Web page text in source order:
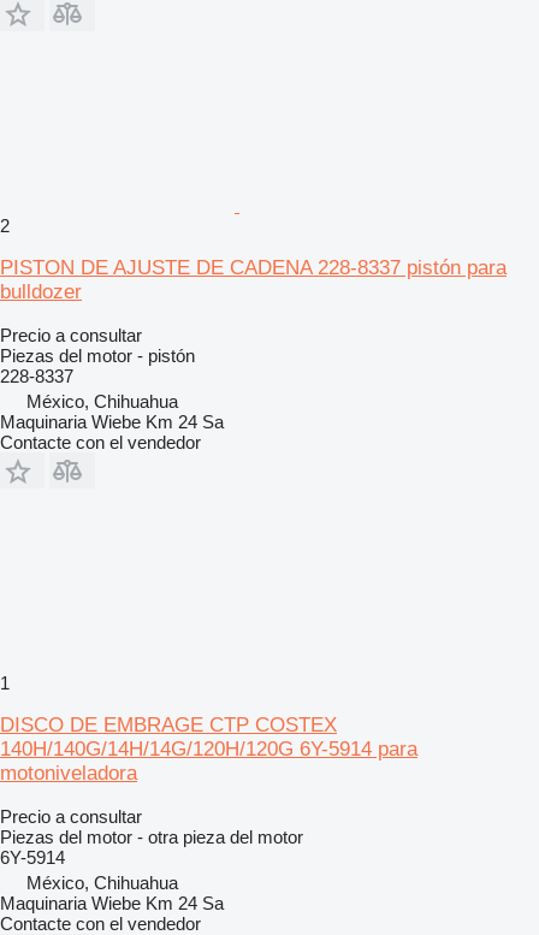
2
PISTON DE AJUSTE DE CADENA 228-8337 pistón para
bulldozer
Precio a consultar
Piezas del motor - pistón
228-8337
México, Chihuahua
Maquinaria Wiebe Km 24 Sa
Contacte con el vendedor
1
DISCO DE EMBRAGE CTP COSTEX
140H/140G/14H/14G/120H/120G 6Y-5914 para
motoniveladora
Precio a consultar
Piezas del motor - otra pieza del motor
6Y-5914
México, Chihuahua
Maquinaria Wiebe Km 24 Sa
Contacte con el vendedor